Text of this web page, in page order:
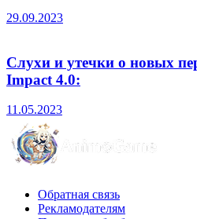
29.09.2023
Слухи и утечки о новых
Impact 4.0:
11.05.2023
Обратная связь
Рекламодателям